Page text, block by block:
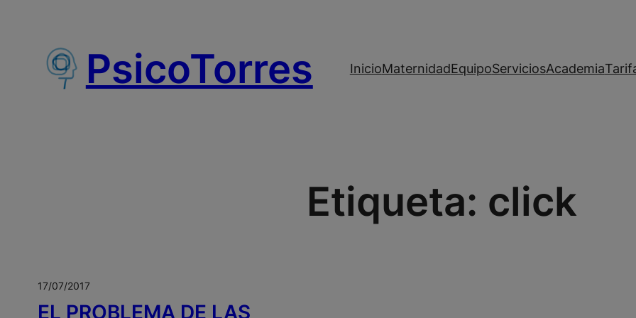
contenido
PsicoTorres InicioMaternidadEquipoServiciosAcademia
Etiqueta: click
17/07/2017
EL PROBLEMA DE LAS